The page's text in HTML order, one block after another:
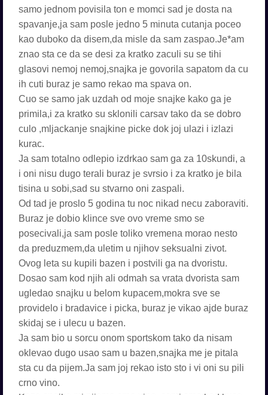
samo jednom povisila ton e momci sad je dosta na
spavanje,ja sam posle jedno 5 minuta cutanja poceo
kao duboko da disem,da misle da sam zaspao.Je*am
znao sta ce da se desi za kratko zaculi su se tihi
glasovi nemoj nemoj,snajka je govorila sapatom da cu
ih cuti buraz je samo rekao ma spava on.
Cuo se samo jak uzdah od moje snajke kako ga je
primila,i za kratko su sklonili carsav tako da se dobro
culo ,mljackanje snajkine picke dok joj ulazi i izlazi
kurac.
Ja sam totalno odlepio izdrkao sam ga za 10skundi, a
i oni nisu dugo terali buraz je svrsio i za kratko je bila
tisina u sobi,sad su stvarno oni zaspali.
Od tad je proslo 5 godina tu noc nikad necu zaboraviti.
Buraz je dobio klince sve ovo vreme smo se
posecivali,ja sam posle toliko vremena morao nesto
da preduzmem,da uletim u njihov seksualni zivot.
Ovog leta su kupili bazen i postvili ga na dvoristu.
Dosao sam kod njih ali odmah sa vrata dvorista sam
ugledao snajku u belom kupacem,mokra sve se
providelo i bradavice i picka, buraz je vikao ajde buraz
skidaj se i ulecu u bazen.
Ja sam bio u sorcu onom sportskom tako da nisam
oklevao dugo usao sam u bazen,snajka me je pitala
sta cu da pijem.Ja sam joj rekao isto sto i vi oni su pili
crno vino.